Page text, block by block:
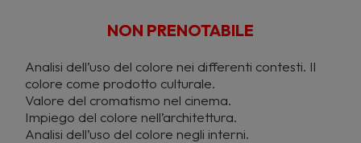
NON PRENOTABILE
Analisi dell’uso del colore nei differenti contesti. Il
colore come prodotto culturale.
Valore del cromatismo nel cinema.
Impiego del colore nell’architettura.
Analisi dell’uso del colore negli interni.